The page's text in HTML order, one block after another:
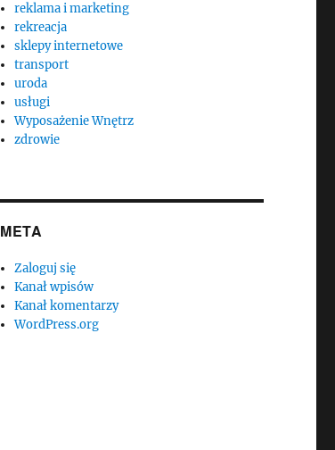
reklama i marketing
rekreacja
sklepy internetowe
transport
uroda
usługi
Wyposażenie Wnętrz
zdrowie
META
Zaloguj się
Kanał wpisów
Kanał komentarzy
WordPress.org